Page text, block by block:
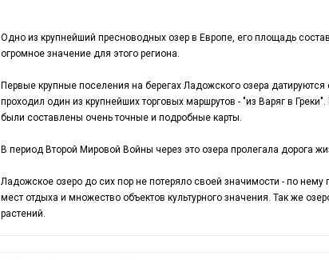
Одно из крупнейший пресноводных озер в Европе, его площадь
огромное значение для этого региона.
Первые крупные поселения на берегах Ладожского озера
проходил один из крупнейших торговых маршрутов - "из Варяг в
были составлены очень точные и подробные карты.
В период Второй Мировой Войны через это озера пролегала дорога
Ладожское озеро до сих пор не потеряло своей значимости - по нему
мест отдыха и множество объектов культурного значения. Так же
растений.